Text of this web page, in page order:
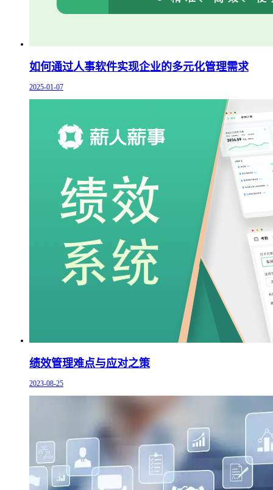
如何通过人事软件实现企业的多元化管理需求
2025-01-07
绩效管理难点与应对之策
2023-08-25